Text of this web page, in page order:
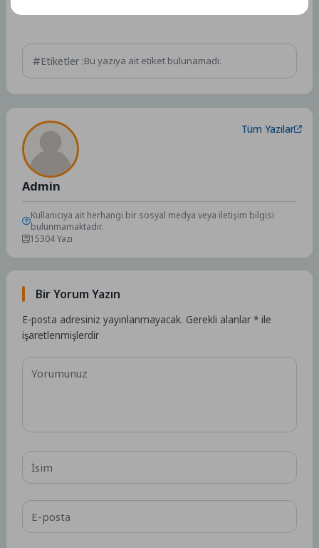
Etiketler :Bu yazıya ait etiket bulunamadı.
Admin
Tüm Yazılar
Kullanıcıya ait herhangi bir sosyal medya veya iletişim bilgisi
bulunmamaktadır.
15304 Yazı
Bir Yorum Yazın
E-posta adresiniz yayınlanmayacak. Gerekli alanlar* ile
işaretlenmişlerdir